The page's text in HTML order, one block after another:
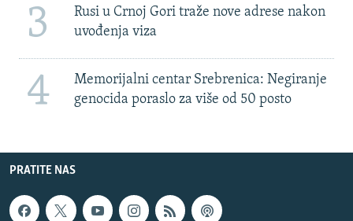
3
Rusi u Crnoj Gori traže nove adrese nakon
uvođenja viza
4
Memorijalni centar Srebrenica: Negiranje
genocida poraslo za više od 50 posto
PRATITE NAS